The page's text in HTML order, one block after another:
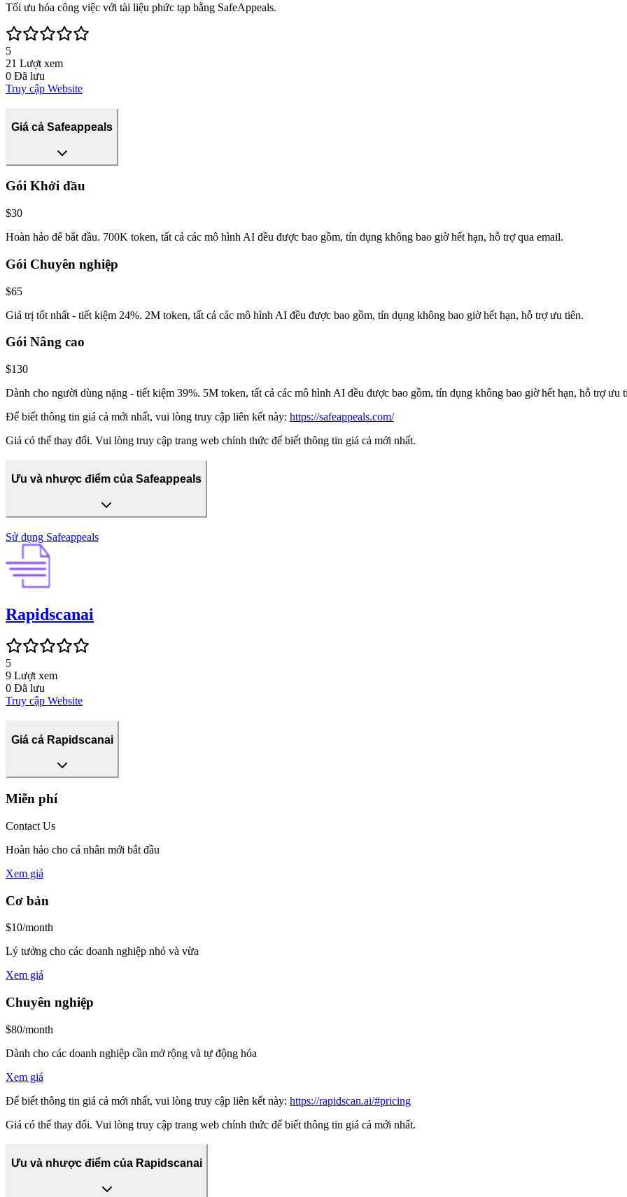
Tối ưu hóa công việc với tài liệu phức tạp bằng SafeAppeals.
5
21 Lượt xem
0 Đã lưu
Truy cập Website
Giá cả Safeappeals
Gói Khởi đầu
$30
Hoàn hảo để bắt đầu. 700K token, tất cả các mô hình AI đều được bao gồm, tín dụng không bao giờ hết hạn, hỗ trợ qua email.
Gói Chuyên nghiệp
$65
Giá trị tốt nhất - tiết kiệm 24%. 2M token, tất cả các mô hình AI đều được bao gồm, tín dụng không bao giờ hết hạn, hỗ trợ ưu tiên.
Gói Nâng cao
$130
Dành cho người dùng nặng - tiết kiệm 39%. 5M token, tất cả các mô hình AI đều được bao gồm, tín dụng không bao giờ hết hạn, hỗ trợ ưu
Để biết thông tin giá cả mới nhất, vui lòng truy cập liên kết này: https://safeappeals.com/
Giá có thể thay đổi. Vui lòng truy cập trang web chính thức để biết thông tin giá cả mới nhất.
Ưu và nhược điểm của Safeappeals
Sử dụng Safeappeals
Rapidscanai
5
9 Lượt xem
0 Đã lưu
Truy cập Website
Giá cả Rapidscanai
Miễn phí
Contact Us
Hoàn hảo cho cá nhân mới bắt đầu
Xem giá
Cơ bản
$10/month
Lý tưởng cho các doanh nghiệp nhỏ và vừa
Xem giá
Chuyên nghiệp
$80/month
Dành cho các doanh nghiệp cần mở rộng và tự động hóa
Xem giá
Để biết thông tin giá cả mới nhất, vui lòng truy cập liên kết này: https://rapidscan.ai/#pricing
Giá có thể thay đổi. Vui lòng truy cập trang web chính thức để biết thông tin giá cả mới nhất.
Ưu và nhược điểm của Rapidscanai